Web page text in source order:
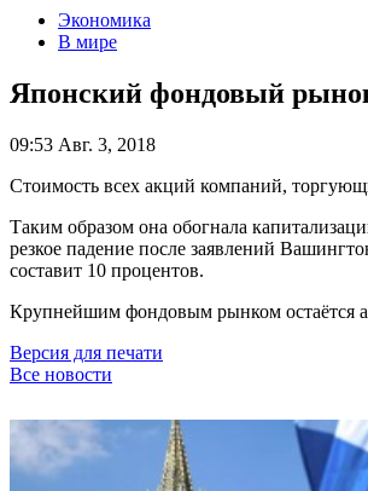
Экономика
В мире
Японский фондовый
09:53 Авг. 3, 2018
Стоимость всех акций компаний,
Таким образом она обогнала
резкое падение после заявлений
составит 10 процентов.
Крупнейшим фондовым рынком остаётся
Версия для печати
Все новости